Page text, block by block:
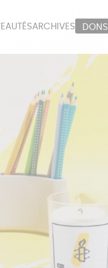
PAPETERIE
ÉPICERIE
ARCHIVES DONS